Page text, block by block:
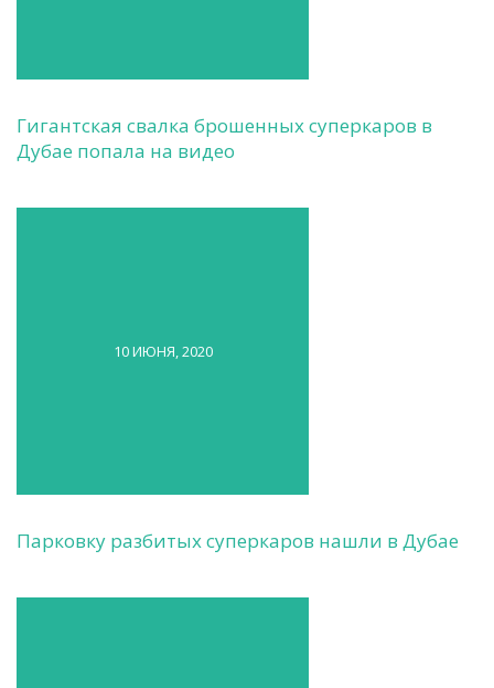
Гигантская свалка брошенных суперкаров в
Дубае попала на видео
10 ИЮНЯ, 2020
Парковку разбитых суперкаров нашли в Дубае